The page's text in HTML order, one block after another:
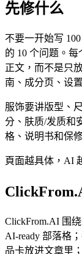
先修什么
不要一开始写
的 10 个问题。
正文，而不是只
南、成分页、设
服饰要讲版型、
分、肤质/发质和
格、说明书和保
頁面越具体，AI
ClickFrom.AI 围
AI-ready 部落格
品卡放进文章里